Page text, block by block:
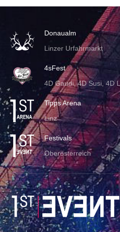
Donaualm
Linzer Urfahrmarkt
4sFest
4D Gaudi, 4D Susi, 4D
Tipps Arena
Linz
Festivals
Oberösterreich